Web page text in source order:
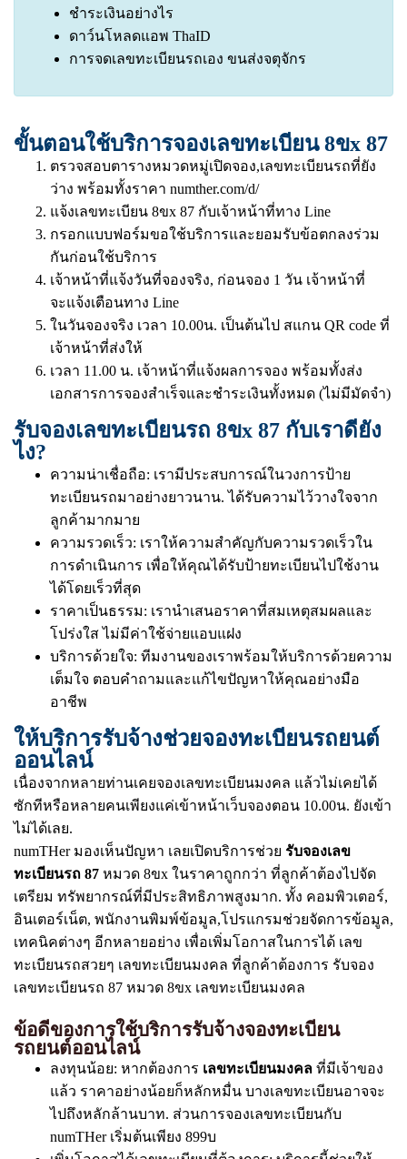
ชำระเงินอย่างไร
ดาว์นโหลดแอพ ThaID
การจดเลขทะเบียนรถเอง ขนส่งจตุจักร
ขั้นตอนใช้บริการจองเลขทะเบียน 8ขx 87
ตรวจสอบตารางหมวดหมู่เปิดจอง,เลขทะเบียนรถที่ยัง
ว่าง พร้อมทั้งราคา numther.com/d/
แจ้งเลขทะเบียน 8ขx 87 กับเจ้าหน้าที่ทาง Line
กรอกแบบฟอร์มขอใช้บริการและยอมรับข้อตกลงร่วม
กันก่อนใช้บริการ
เจ้าหน้าที่แจ้งวันที่จองจริง, ก่อนจอง 1 วัน เจ้าหน้าที่
จะแจ้งเตือนทาง Line
ในวันจองจริง เวลา 10.00น. เป็นต้นไป สแกน QR code ที่
เจ้าหน้าที่ส่งให้
เวลา 11.00 น. เจ้าหน้าที่แจ้งผลการจอง พร้อมทั้งส่ง
เอกสารการจองสำเร็จและชำระเงินทั้งหมด (ไม่มีมัดจำ)
รับจองเลขทะเบียนรถ 8ขx 87 กับเราดียัง
ไง?
ความน่าเชื่อถือ: เรามีประสบการณ์ในวงการป้าย
ทะเบียนรถมาอย่างยาวนาน. ได้รับความไว้วางใจจาก
ลูกค้ามากมาย
ความรวดเร็ว: เราให้ความสำคัญกับความรวดเร็วใน
การดำเนินการ เพื่อให้คุณได้รับป้ายทะเบียนไปใช้งาน
ได้โดยเร็วที่สุด
ราคาเป็นธรรม: เรานำเสนอราคาที่สมเหตุสมผลและ
โปร่งใส ไม่มีค่าใช้จ่ายแอบแฝง
บริการด้วยใจ: ทีมงานของเราพร้อมให้บริการด้วยความ
เต็มใจ ตอบคำถามและแก้ไขปัญหาให้คุณอย่างมือ
อาชีพ
ให้บริการรับจ้างช่วยจองทะเบียนรถยนต์
ออนไลน์
เนื่องจากหลายท่านเคยจองเลขทะเบียนมงคล แล้วไม่เคยได้
ซักทีหรือหลายคนเพียงแค่เข้าหน้าเว็บจองตอน 10.00น. ยังเข้า
ไม่ได้เลย.
numTHer มองเห็นปัญหา เลยเปิดบริการช่วย รับจองเลข
ทะเบียนรถ 87 หมวด 8ขx ในราคาถูกกว่า ที่ลูกค้าต้องไปจัด
เตรียม ทรัพยากรณ์ที่มีประสิทธิภาพสูงมาก. ทั้ง คอมพิวเตอร์,
อินเตอร์เน็ต, พนักงานพิมพ์ข้อมูล,โปรแกรมช่วยจัดการข้อมูล,
เทคนิคต่างๆ อีกหลายอย่าง เพื่อเพิ่มโอกาสในการได้ เลข
ทะเบียนรถสวยๆ เลขทะเบียนมงคล ที่ลูกค้าต้องการ รับจอง
เลขทะเบียนรถ 87 หมวด 8ขx เลขทะเบียนมงคล
ข้อดีของการใช้บริการรับจ้างจองทะเบียน
รถยนต์ออนไลน์
ลงทุนน้อย: หากต้องการ เลขทะเบียนมงคล ที่มีเจ้าของ
แล้ว ราคาอย่างน้อยก็หลักหมื่น บางเลขทะเบียนอาจจะ
ไปถึงหลักล้านบาท. ส่วนการจองเลขทะเบียนกับ
numTHer เริ่มต้นเพียง 899บ